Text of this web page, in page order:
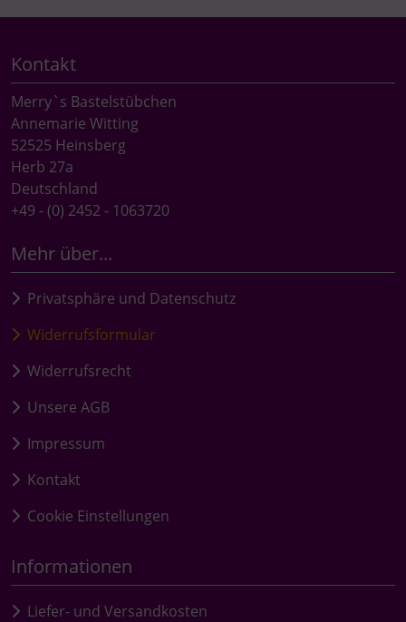
Kontakt
Merry`s Bastelstübchen
Annemarie Witting
52525 Heinsberg
Herb 27a
Deutschland
+49 - (0) 2452 - 1063720
Mehr über...
Privatsphäre und Datenschutz
Widerrufsformular
Widerrufsrecht
Unsere AGB
Impressum
Kontakt
Cookie Einstellungen
Informationen
Liefer- und Versandkosten